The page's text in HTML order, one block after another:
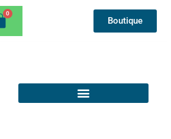
Boutique